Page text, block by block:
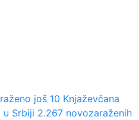
još 10 Knjaževčana
Srbiji 2.267 novozaraženih